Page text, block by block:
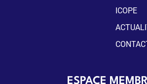
ICOPE
ESPACE